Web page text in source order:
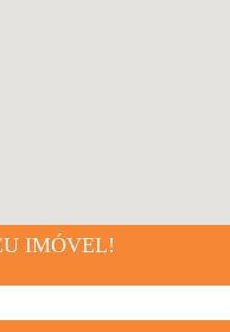
IMÓVEL!